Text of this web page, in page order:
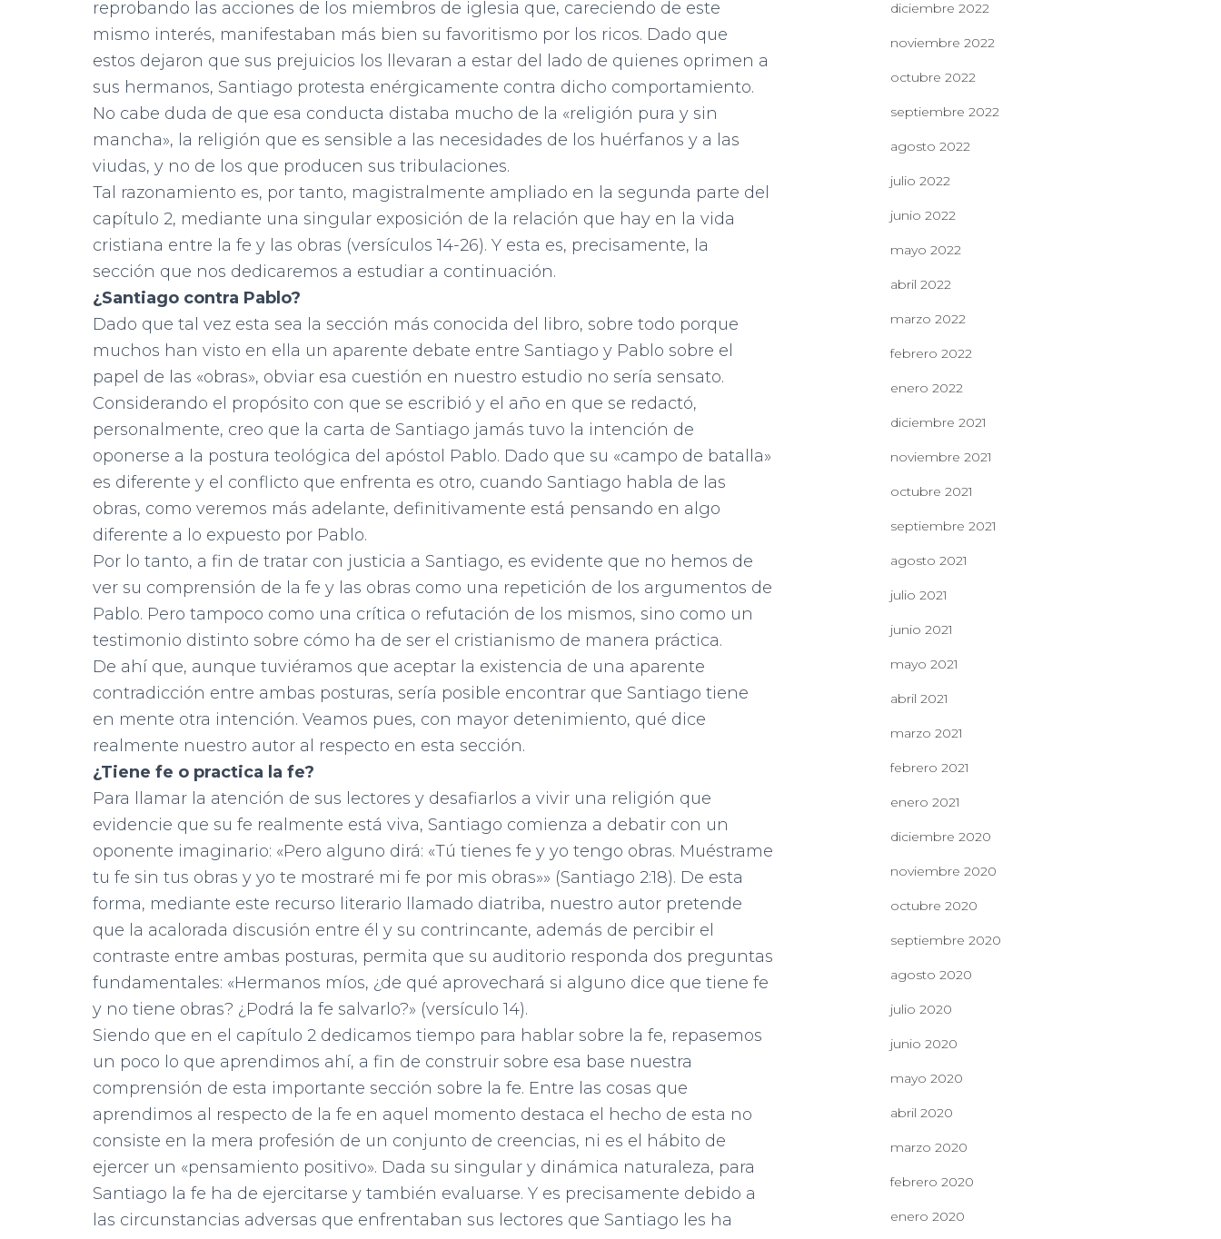
reprobando las acciones de los miembros de iglesia que, careciendo de este
mismo interés, manifestaban más bien su favoritismo por los ricos. Dado que
estos dejaron que sus prejuicios los llevaran a estar del lado de quie­nes oprimen a
sus hermanos, Santiago protesta enérgicamente contra dicho comportamiento.
No cabe duda de que esa conducta distaba mucho de la «religión pura y sin
mancha», la religión que es sensible a las necesidades de los huérfanos y a las
viudas, y no de los que producen sus tribulaciones.
Tal razonamiento es, por tanto, magistralmente ampliado en la segunda parte del
capítulo 2, mediante una singular exposición de la relación que hay en la vida
cristiana entre la fe y las obras (versículos 14-26). Y esta es, precisamente, la
sección que nos dedicaremos a estudiar a continuación.
¿Santiago contra Pablo?
Dado que tal vez esta sea la sección más conocida del libro, sobre todo porque
muchos han visto en ella un aparente debate entre Santiago y Pablo sobre el
papel de las «obras», obviar esa cuestión en nuestro estudio no sería sensato.
Considerando el propósito con que se escribió y el año en que se redactó,
personalmente, creo que la carta de Santiago jamás tuvo la intención de
oponerse a la postura teológica del apóstol Pablo. Dado que su «campo de batalla»
es diferente y el conflicto que enfrenta es otro, cuando Santiago habla de las
obras, como veremos más adelante, definitivamente está pensando en algo
diferente a lo expuesto por Pablo.
Por lo tanto, a fin de tratar con justicia a Santiago, es evidente que no hemos de
ver su comprensión de la fe y las obras como una repetición de los argumentos de
Pablo. Pero tampoco como una crítica o refutación de los mis­mos, sino como un
testimonio distinto sobre cómo ha de ser el cristianismo de manera práctica.
De ahí que, aunque tuviéramos que aceptar la existencia de una aparente
contradicción entre ambas posturas, sería posible encontrar que Santiago tie­ne
en mente otra intención. Veamos pues, con mayor detenimiento, qué dice
realmente nuestro autor al respecto en esta sección.
¿Tiene fe o practica la fe?
Para llamar la atención de sus lectores y desafiarlos a vivir una religión que
evidencie que su fe realmente está viva, Santiago comienza a debatir con un
oponente imaginario: «Pero alguno dirá: «Tú tienes fe y yo tengo obras. Muéstrame
tu fe sin tus obras y yo te mostraré mi fe por mis obras»» (Santiago 2:18). De esta
forma, mediante este recurso literario llamado diatriba, nuestro autor pretende
que la acalorada discusión entre él y su contrincante, además de percibir el
contraste entre ambas posturas, permita que su auditorio res­ponda dos preguntas
fundamentales: «Hermanos míos, ¿de qué aprovechará si alguno dice que tiene fe
y no tiene obras? ¿Podrá la fe salvarlo?» (versículo 14).
Siendo que en el capítulo 2 dedicamos tiempo para hablar sobre la fe, repasemos
un poco lo que aprendimos ahí, a fin de construir sobre esa base nuestra
comprensión de esta importante sección sobre la fe. Entre las cosas que
aprendimos al respecto de la fe en aquel momento destaca el hecho de esta no
consiste en la mera profesión de un conjunto de creencias, ni es el hábito de
ejercer un «pensamiento positivo». Dada su singular y dinámica naturaleza, para
Santiago la fe ha de ejercitarse y también evaluarse. Y es pre­cisamente debido a
las circunstancias adversas que enfrentaban sus lectores que Santiago les ha
diciembre 2022
noviembre 2022
octubre 2022
septiembre 2022
agosto 2022
julio 2022
junio 2022
mayo 2022
abril 2022
marzo 2022
febrero 2022
enero 2022
diciembre 2021
noviembre 2021
octubre 2021
septiembre 2021
agosto 2021
julio 2021
junio 2021
mayo 2021
abril 2021
marzo 2021
febrero 2021
enero 2021
diciembre 2020
noviembre 2020
octubre 2020
septiembre 2020
agosto 2020
julio 2020
junio 2020
mayo 2020
abril 2020
marzo 2020
febrero 2020
enero 2020